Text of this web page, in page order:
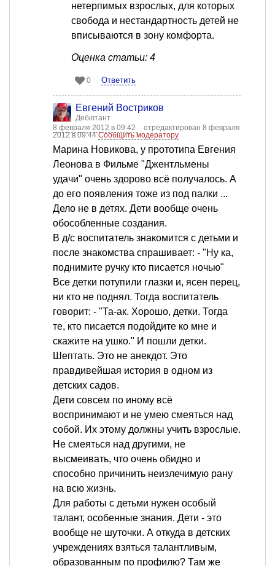
нетерпимых взрослых, для которых
свобода и нестандартность детей не
вписываются в зону комфорта.
Оценка статьи: 4
0 Ответить
Евгений Востриков
Дебютант
8 февраля 2012 в 09:42
отредактирован 8 февраля
2012 в 09:44Сообщить модератору
Марина Новикова, у прототипа Евгения
Леонова в Фильме "Джентльмены
удачи" очень здорово всё получалось. А
до его появления тоже из под палки ...
Дело не в детях. Дети вообще очень
обособленные создания.
В д/с воспитатель знакомится с детьми и
после знакомства спрашивает: - "Ну ка,
поднимите ручку кто писается ночью"
Все детки потупили глазки и, ясен перец,
ни кто не поднял. Тогда воспитатель
говорит: - "Та-ак. Хорошо, детки. Тогда
те, кто писается подойдите ко мне и
скажите на ушко." И пошли детки.
Шептать. Это не анекдот. Это
правдивейшая история в одном из
детских садов.
Дети совсем по иному всё
воспринимают и не умею смеяться над
собой. Их этому должны учить взрослые.
Не смеяться над другими, не
высмеивать, что очень обидно и
способно причинить неизлечимую рану
на всю жизнь.
Для работы с детьми нужен особый
талант, особенные знания. Дети - это
вообще не шуточки. А откуда в детских
учреждениях взяться талантливым,
образованным по профилю? Там же